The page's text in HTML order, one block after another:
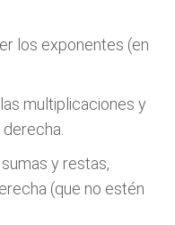
los exponentes (en
multiplicaciones y
derecha.
y restas,
(que no estén